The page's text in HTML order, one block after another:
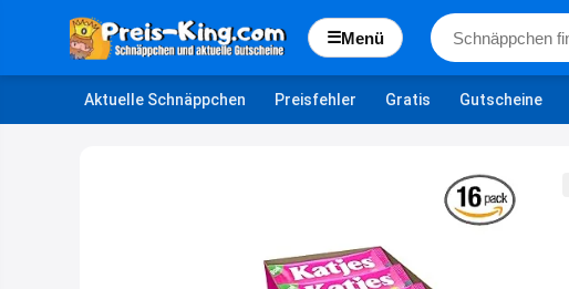
☰Menü
Aktuelle Schnäppchen Preisfehler Gratis Gutscheine